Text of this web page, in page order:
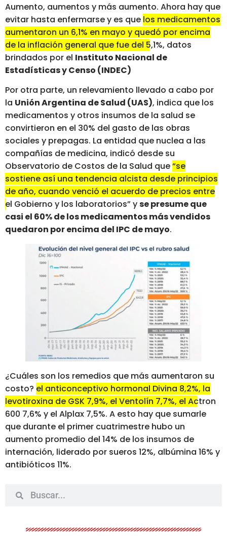
Aumento, aumentos y más aumento. Ahora hay que
evitar hasta enfermarse y es que los medicamentos
aumentaron un 6,1% en mayo y quedó por encima
de la inflación general que fue del 5,1%, datos
brindados por el Instituto Nacional de
Estadísticas y Censo (INDEC)
Por otra parte, un relevamiento llevado a cabo por
la Unión Argentina de Salud (UAS), indica que los
medicamentos y otros insumos de la salud se
convirtieron en el 30% del gasto de las obras
sociales y prepagas. La entidad que nuclea a las
compañías de medicina, indicó desde su
Observatorio de Costos de la Salud que“se
sostiene así una tendencia alcista desde principios
de año, cuando venció el acuerdo de precios entre
el Gobierno y los laboratorios”yse presume que
casi el 60% de los medicamentos más vendidos
quedaron por encima del IPC de mayo.
¿Cuáles son los remedios que más aumentaron su
costo? el anticonceptivo hormonal Divina 8,2%, la
levotiroxina de GSK 7,9%, el Ventolín 7,7%, el Actron
600 7,6% y el Alplax 7,5%. A esto hay que sumarle
que durante el primer cuatrimestre hubo un
aumento promedio del 14% de los insumos de
internación, liderado por sueros 12%, albúmina 16% y
antibióticos 11%.